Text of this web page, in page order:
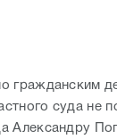
гражданским
суда не
Александру